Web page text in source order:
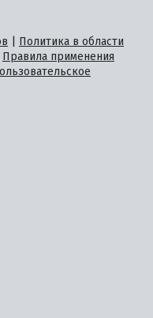
Политика в области
Правила применения